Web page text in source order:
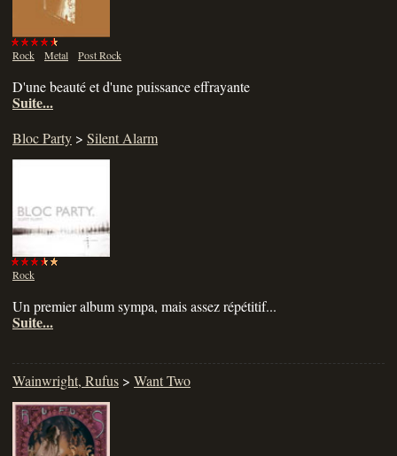
Rock Metal Post Rock
D'une beauté et d'une puissance effrayante
Suite...
Bloc Party > Silent Alarm
Rock
Un premier album sympa, mais assez répétitif...
Suite...
Wainwright, Rufus > Want Two